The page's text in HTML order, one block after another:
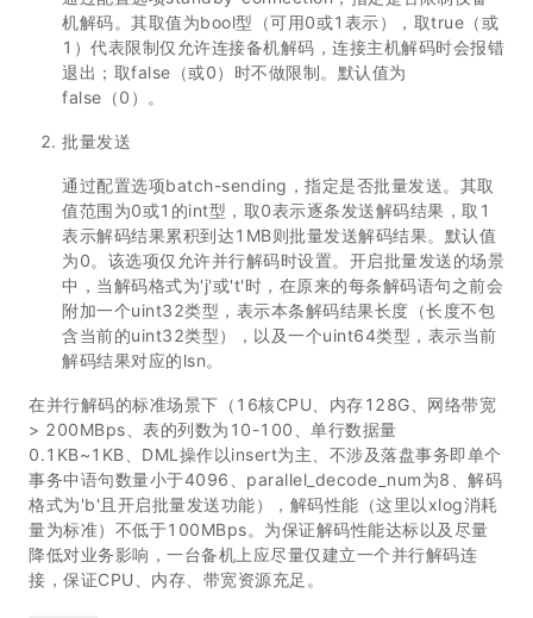
机解码。其取值为bool型（可用0或1表示），取true（或
1）代表限制仅允许连接备机解码，连接主机解码时会报错
退出；取false（或0）时不做限制。默认值为
false（0）。
批量发送
通过配置选项batch-sending，指定是否批量发送。其取
值范围为0或1的int型，取0表示逐条发送解码结果，取1
表示解码结果累积到达1MB则批量发送解码结果。默认值
为0。该选项仅允许并行解码时设置。开启批量发送的场景
中，当解码格式为'j'或't'时，在原来的每条解码语句之前会
附加一个uint32类型，表示本条解码结果长度（长度不包
含当前的uint32类型），以及一个uint64类型，表示当前
解码结果对应的lsn。
在并行解码的标准场景下（16核CPU、内存128G、网络带宽
> 200MBps、表的列数为10-100、单行数据量
0.1KB~1KB、DML操作以insert为主、不涉及落盘事务即单个
事务中语句数量小于4096、parallel_decode_num为8、解码
格式为'b'且开启批量发送功能），解码性能（这里以xlog消耗
量为标准）不低于100MBps。为保证解码性能达标以及尽量
降低对业务影响，一台备机上应尽量仅建立一个并行解码连
接，保证CPU、内存、带宽资源充足。